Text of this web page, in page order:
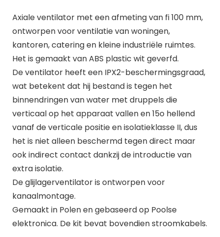
Axiale ventilator met een afmeting van fi 100 mm,
ontworpen voor ventilatie van woningen,
kantoren, catering en kleine industriële ruimtes.
Het is gemaakt van ABS plastic wit geverfd.
De ventilator heeft een IPX2-beschermingsgraad,
wat betekent dat hij bestand is tegen het
binnendringen van water met druppels die
verticaal op het apparaat vallen en 15o hellend
vanaf de verticale positie en isolatieklasse II, dus
het is niet alleen beschermd tegen direct maar
ook indirect contact dankzij de introductie van
extra isolatie.
De glijlagerventilator is ontworpen voor
kanaalmontage.
Gemaakt in Polen en gebaseerd op Poolse
elektronica. De kit bevat bovendien stroomkabels.